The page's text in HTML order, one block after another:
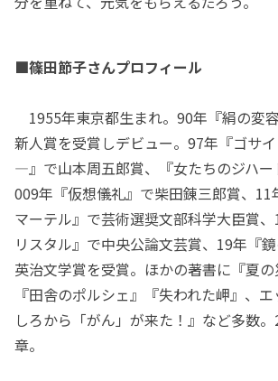
■篠田節子さんプロフィール
1955年東京都生まれ。90年『絹の変
新人賞を受賞しデビュー。97年『ゴサ
―』で山本周五郎賞、『女たちのジハ
009年『仮想儀礼』で柴田錬三郎賞、11
マーテル』で芸術選奨文部科学大臣賞
リスタル』で中央公論文芸賞、19年『
英治文学賞を受賞。ほかの著書に『夏の
『田舎のポルシェ』『失われた岬』、
しろから「がん」が来た！』など多数
章。